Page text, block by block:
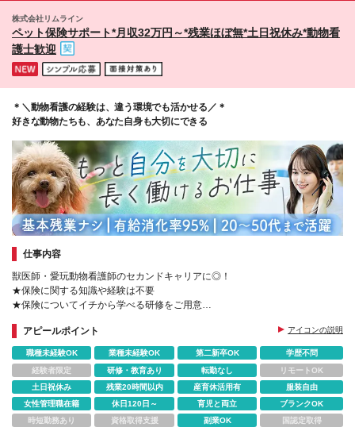
間7時間）は、下記の通り給与を支給します 【東京
県】日給7980円 【大阪府・兵庫県・京都府】日給
8239円 【北海道】日給7525円 【宮城県】日給7266
円 【福岡県】日給7399円 ※地域により支給金額は異
なります
除く当社関連勤務地
株式会社リムライン
ペット保険サポート*月収32万円～*残業ほぼ無*土日祝休み*動物看
護士歓迎
＊＼動物看護の経験は、違う環境でも活かせる／＊
好きな動物たちも、あなた自身も大切にできる
仕事内容
獣医師・愛玩動物看護師のセカンドキャリアに◎！
★保険に関する知識や経験は不要
★保険についてイチから学べる研修をご用意
★残業ほぼなし・定時退社可
アピールポイント アイコンの説明
職種未経験OK 業種未経験OK 第二新卒OK
学歴不問
経験者限定
研修・教育あり 転勤なし
リモートOK
土日祝休み
残業20時間以内 産育休活用有
服装自由
女性管理職在籍
休日120日～ 育児と両立
ブランクOK
時短勤務あり
資格取得支援 副業OK 国認定取得